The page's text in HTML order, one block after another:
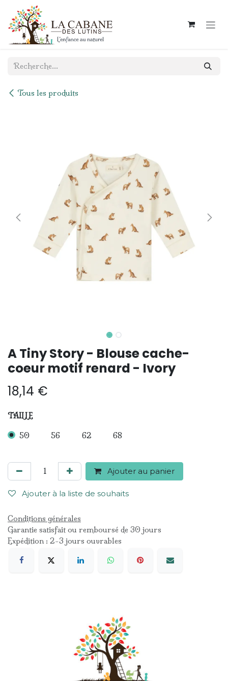
Se rendre au contenu
Tous les produits
A Tiny Story - Blouse cache-
coeur motif renard - Ivory
18,14 €
TAILLE
50 56 62 68
Ajouter au panier
Ajouter à la liste de souhaits
Conditions générales
Garantie satisfait ou remboursé de 30 jours
Expédition : 2-3 jours ouvrables